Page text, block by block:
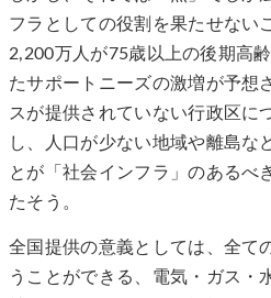
フラとしての役割を果たせない
2,200万人が75歳以上の後期高
たサポートニーズの激増が予想
スが提供されていない行政区に
し、人口が少ない地域や離島な
とが「社会インフラ」のあるべ
たそう。
全国提供の意義としては、全て
うことができる、電気・ガス・